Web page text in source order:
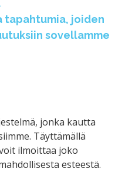
tapahtumia, joiden
sovellamme
jonka kautta
Täyttämällä
ilmoittaa joko
esteestä.